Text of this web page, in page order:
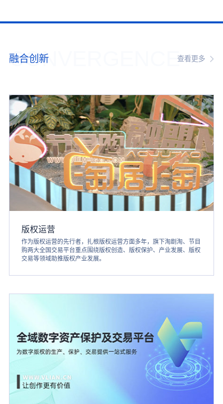
CONVERGENCE
融合创新 查看更多
版权运营
作为版权运营的先行者，扎根版权运营方面多年，旗下淘剧淘、节目
购两大全国交易平台重点围绕版权创造、版权保护、产业发展、版权
交易等领域助推版权产业发展。